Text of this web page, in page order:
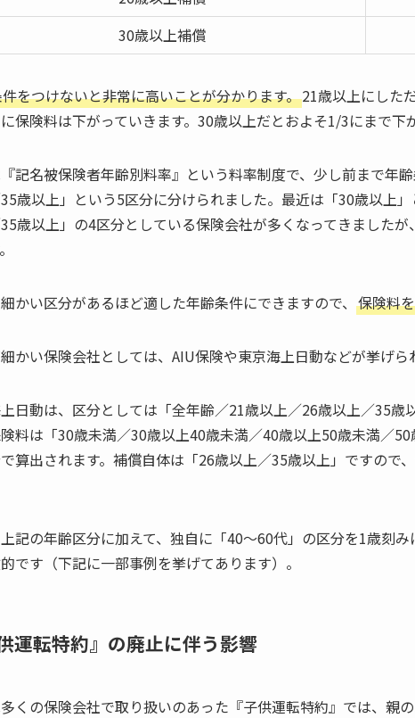
30歳以上補償
をつけないと非常に高いことが分かります。21歳以上にした
保険料は下がっていきます。30歳以上だとおよそ1/3にまで下
記名被保険者年齢別料率』という料率制度で、少し前まで年
歳以上」という5区分に分けられました。最近は「30歳以上
歳以上」の4区分としている保険会社が多くなってきました
かい区分があるほど適した年齢条件にできますので、 保険料
かい保険会社としては、AIU保険や東京海上日動などが挙げら
日動は、区分としては「全年齢／21歳以上／26歳以上／35
料は「30歳未満／30歳以上40歳未満／40歳以上50歳未満／
算出されます。補償自体は「26歳以上／35歳以上」ですので
記の年齢区分に加えて、独自に「40～60代」の区分を1歳刻
です（下記に一部事例を挙げてあります）。
運転特約』の廃止に伴う影響
くの保険会社で取り扱いのあった『子供運転特約』では、親